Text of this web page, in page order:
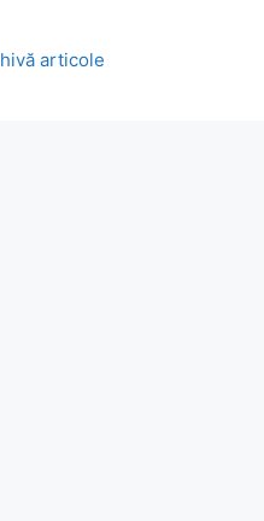
articole